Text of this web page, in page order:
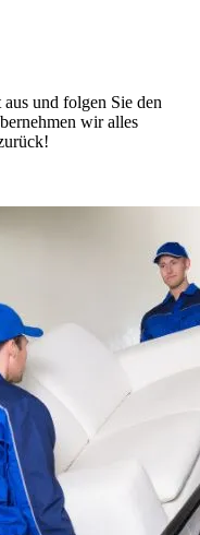
und folgen Sie den
wir alles